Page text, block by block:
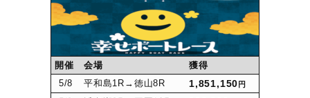
開催 会場
獲得
5/8 平和島1R →徳山8R 1,851,150 円